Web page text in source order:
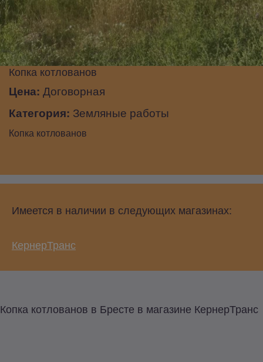
Копка котлованов
Цена: Договорная
Категория: Земляные работы
Копка котлованов
Имеется в наличии в следующих магазинах:
КернерТранс
Копка котлованов в Бресте в магазине КернерТранс